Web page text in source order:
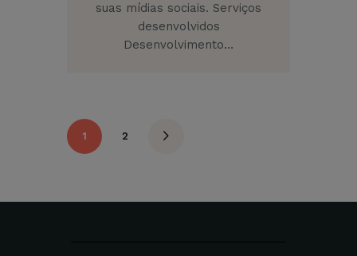
suas mídias sociais. Serviços
desenvolvidos
Desenvolvimento…
1 2